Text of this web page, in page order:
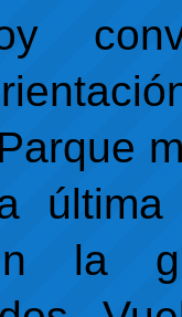
última
la